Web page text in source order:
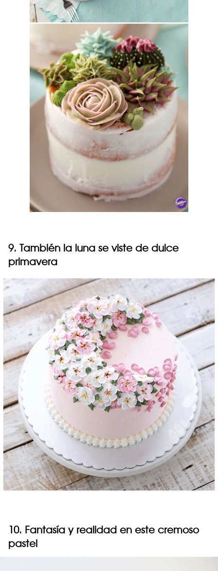
9. También la luna se viste de dulce
primavera
10. Fantasía y realidad en este cremoso
pastel